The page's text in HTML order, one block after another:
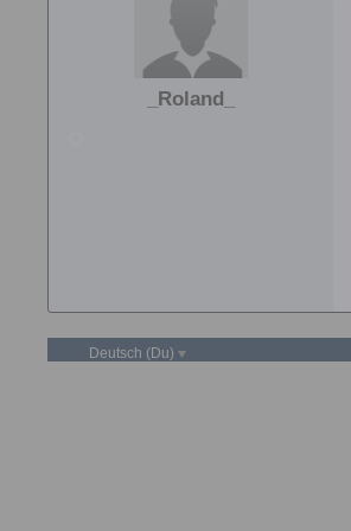
_Roland_
Deutsch (Du)